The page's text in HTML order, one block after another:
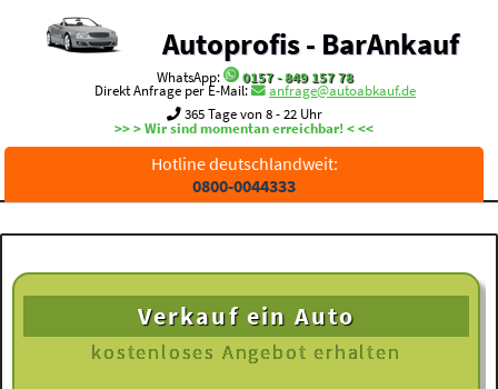
Autoprofis - BarAnkauf
WhatsApp:
0157 - 849 157 78
Direkt Anfrage per E-Mail:
anfrage@autoabkauf.de
365 Tage von 8 - 22 Uhr
>> > Wir sind momentan erreichbar! < <<
Hotline deutschlandweit:
0800-0044333
Verkauf ein Auto
kostenloses Angebot erhalten